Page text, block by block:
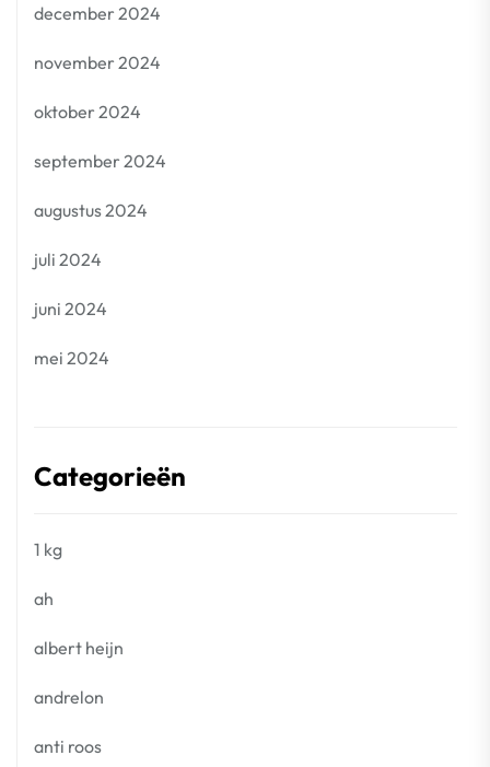
december 2024
november 2024
oktober 2024
september 2024
augustus 2024
juli 2024
juni 2024
mei 2024
Categorieën
1 kg
ah
albert heijn
andrelon
anti roos